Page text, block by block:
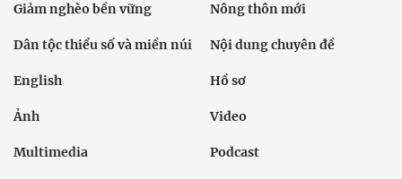
Giảm nghèo bền vững Nông thôn mới
Dân tộc thiểu số và miền núi Nội dung chuyên đề
English Hồ sơ
Ảnh Video
Multimedia Podcast